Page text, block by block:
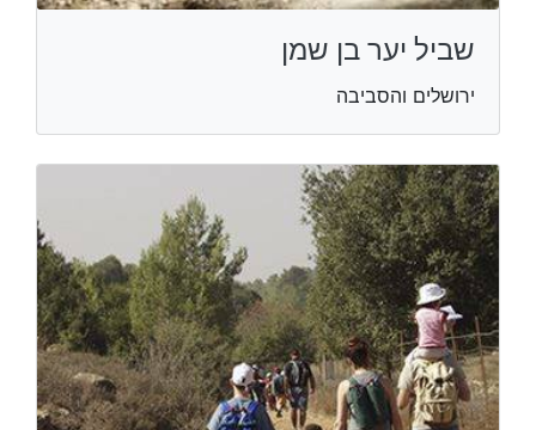
שביל יער בן שמן
ירושלים והסביבה